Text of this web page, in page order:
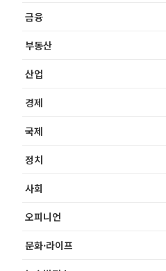
금융
부동산
산업
경제
국제
정치
사회
오피니언
문화·라이프